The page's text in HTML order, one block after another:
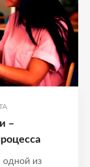
–
одной из